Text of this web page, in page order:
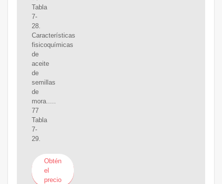
Tabla
7-
28.
Características
fisicoquímicas
de
aceite
de
semillas
de
mora.....
77
Tabla
7-
29.
Obtén
el
precio